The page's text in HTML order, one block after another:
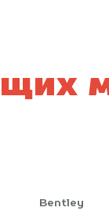
Bentley